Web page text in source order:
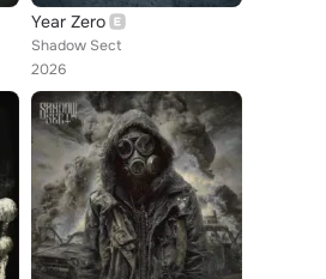
Year Zero
Shadow Sect
2026